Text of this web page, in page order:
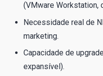
(VMware Workstation,
Necessidade real de
marketing.
Capacidade de
expansível).